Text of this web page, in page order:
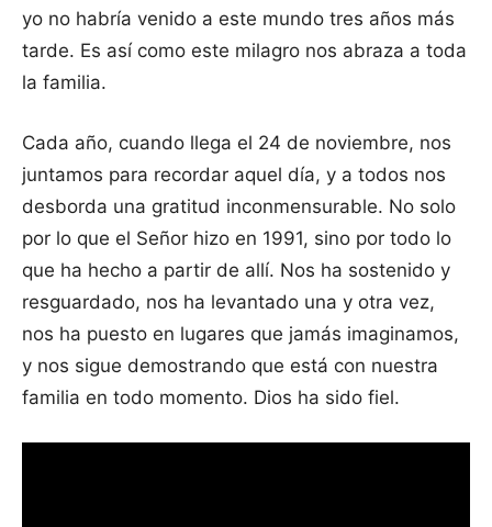
yo no habría venido a este mundo tres años más
tarde. Es así como este milagro nos abraza a toda
la familia.
Cada año, cuando llega el 24 de noviembre, nos
juntamos para recordar aquel día, y a todos nos
desborda una gratitud inconmensurable. No solo
por lo que el Señor hizo en 1991, sino por todo lo
que ha hecho a partir de allí. Nos ha sostenido y
resguardado, nos ha levantado una y otra vez,
nos ha puesto en lugares que jamás imaginamos,
y nos sigue demostrando que está con nuestra
familia en todo momento. Dios ha sido fiel.